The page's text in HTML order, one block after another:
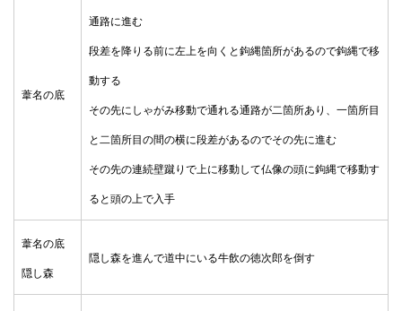
葦名の底
通路に進む
段差を降りる前に左上を向くと鉤縄箇所があるので鉤縄で移
動する
その先にしゃがみ移動で通れる通路が二箇所あり、一箇所目
と二箇所目の間の横に段差があるのでその先に進む
その先の連続壁蹴りで上に移動して仏像の頭に鉤縄で移動す
ると頭の上で入手
葦名の底
隠し森
隠し森を進んで道中にいる牛飲の徳次郎を倒す